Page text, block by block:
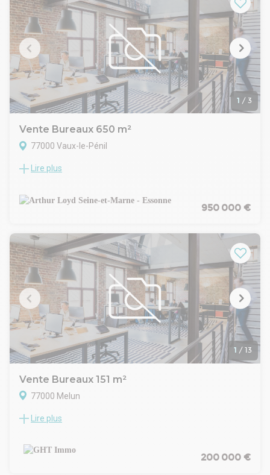
1 / 3
Vente Bureaux 650 m²
77000 Vaux-le-Pénil
Arthur Loyd 77-91 vous propose d'acquérir un immeuble de
Cet immeuble est édifié sur un terrain d'environ 1500 m².
Le site offre un cadre de travail agréable.
Honoraires de commercialisation 5% HT du prix de vente à la
charge de l'acquéreur .
Prix de vente : 950.000 Euros HD HH
Lire plus
950 000 €
1 / 13
Vente Bureaux 151 m²
77000 Melun
Le cabinet GHT IMMO vous propose à la vente un local
(77000).
Caractéristiques :
Lire plus
200 000 €